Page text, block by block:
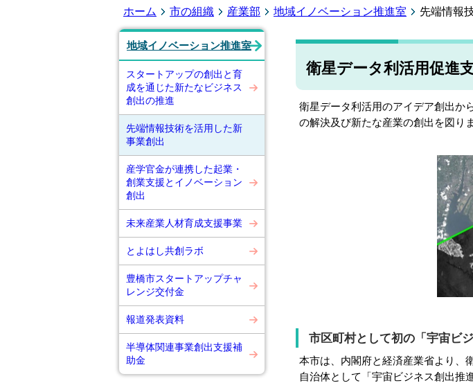
ホーム 市の組織 産業部 地域イノベーション推進室 先端情報
地域イノベーション推進室
スタートアップの創出と育
成を通じた新たなビジネス
創出の推進
先端情報技術を活用した新
事業創出
産学官金が連携した起業・
創業支援とイノベーション
創出
未来産業人材育成支援事業
とよはし共創ラボ
豊橋市スタートアップチャ
レンジ交付金
報道発表資料
半導体関連事業創出支援補
助金
衛星データ利活用促進
衛星データ利活用のアイデア創出か
の解決及び新たな産業の創出を図りま
市区町村として初の「宇宙ビ
本市は、内閣府と経済産業省より、
自治体として「宇宙ビジネス創出推